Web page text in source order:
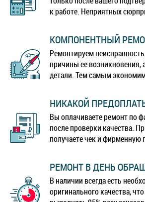
к работе. Неприятных
КОМПОНЕНТНЫЙ
Ремонтируем
причины ее возникновения,
детали. Тем самым
НИКАКОЙ
Вы оплачиваете ремонт по
после проверки качества.
получаете чек и фирменную
РЕМОНТ В ДЕНЬ
В наличии всегда есть
оригинального качества,